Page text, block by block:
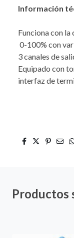
Información
Funciona con
0-100% con
3 canales de
Equipado con
interfaz de
Productos